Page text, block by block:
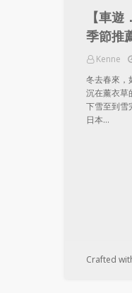
【車
季節推
Kenne
冬去春來，
沉在薰衣草
下雪至到雪
日本…
Crafted